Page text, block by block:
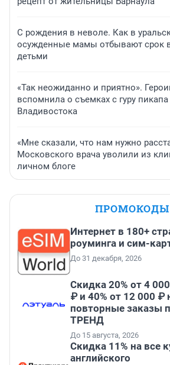
С рождения в неволе. Как в
осужденные мамы отбывают срок
детьми
«Так неожиданно и приятно».
вспомнила о съемках с гуру
Владивостока
«Мне сказали, что нам нужно
Московского врача уволили из
личном блоге
ПРОМОКОДЫ
Интернет в 180+
роуминга и сим-
До 31 декабря, 2026
Скидка 20% от 4
₽ и 40% от 12 000 ₽
повторные заказы
ТРЕНД
До 15 августа, 2026
Скидка 11% на все
английского